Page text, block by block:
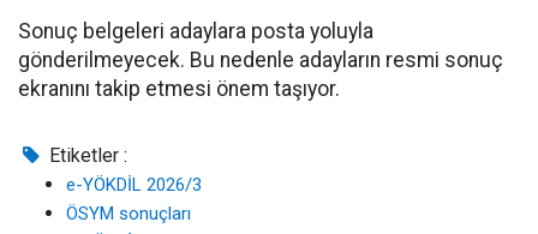
Sonuç belgeleri adaylara posta yoluyla
gönderilmeyecek. Bu nedenle adayların resmi sonuç
ekranını takip etmesi önem taşıyor.
Etiketler :
e-YÖKDİL 2026/3
ÖSYM sonuçları